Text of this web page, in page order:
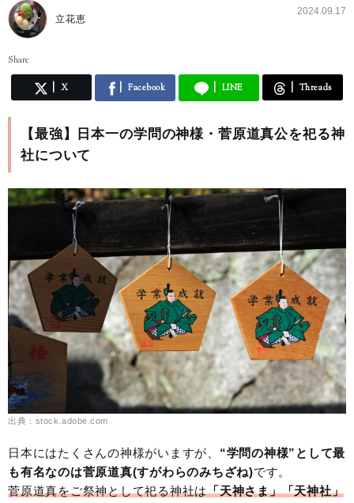
立花恵
2024.09.17
Share
X Facebook LINE Threads
【最強】日本一の学問の神様・菅原道真公を祀る神
社について
出典：stock.adobe.com
日本にはたくさんの神様がいますが、 “学問の神様”として最
も有名なのは菅原道真(すがわらのみちざね)です。
菅原道真をご祭神として祀る神社は「天神さま」「天神社」